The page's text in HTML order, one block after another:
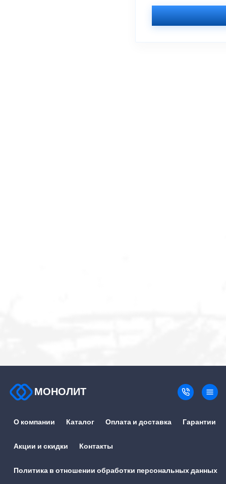
МОНОЛИТ
О компании Каталог Оплата и доставка Гарантии
Акции и скидки Контакты
Политика в отношении обработки персональных данных